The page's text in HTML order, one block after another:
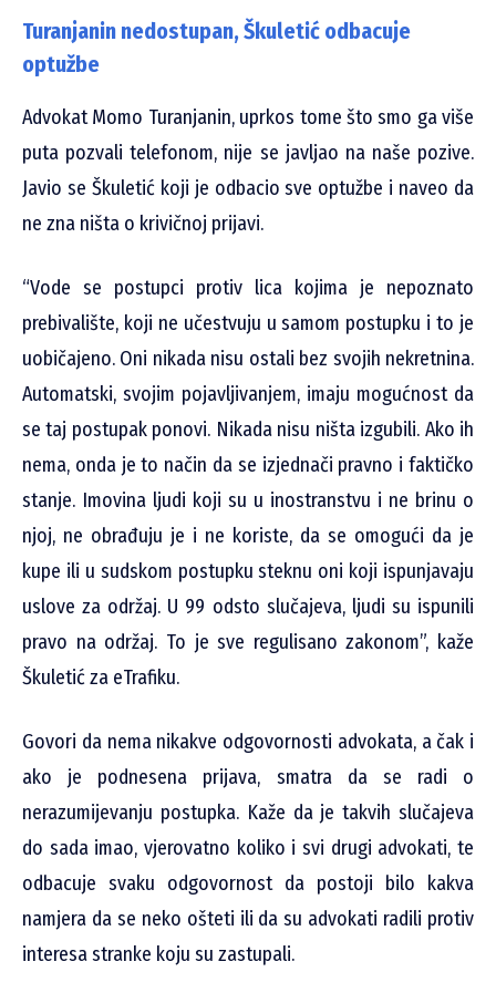
Turanjanin nedostupan, Škuletić odbacuje
optužbe
Advokat Momo Turanjanin, uprkos tome što smo ga više
puta pozvali telefonom, nije se javljao na naše pozive.
Javio se Škuletić koji je odbacio sve optužbe i naveo da
ne zna ništa o krivičnoj prijavi.
“Vode se postupci protiv lica kojima je nepoznato
prebivalište, koji ne učestvuju u samom postupku i to je
uobičajeno. Oni nikada nisu ostali bez svojih nekretnina.
Automatski, svojim pojavljivanjem, imaju mogućnost da
se taj postupak ponovi. Nikada nisu ništa izgubili. Ako ih
nema, onda je to način da se izjednači pravno i faktičko
stanje. Imovina ljudi koji su u inostranstvu i ne brinu o
njoj, ne obrađuju je i ne koriste, da se omogući da je
kupe ili u sudskom postupku steknu oni koji ispunjavaju
uslove za održaj. U 99 odsto slučajeva, ljudi su ispunili
pravo na održaj. To je sve regulisano zakonom”, kaže
Škuletić za eTrafiku.
Govori da nema nikakve odgovornosti advokata, a čak i
ako je podnesena prijava, smatra da se radi o
nerazumijevanju postupka. Kaže da je takvih slučajeva
do sada imao, vjerovatno koliko i svi drugi advokati, te
odbacuje svaku odgovornost da postoji bilo kakva
namjera da se neko ošteti ili da su advokati radili protiv
interesa stranke koju su zastupali.